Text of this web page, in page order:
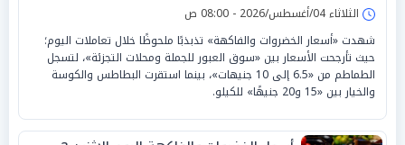
الثلاثاء 04/أغسطس/2026 - 08:00 ص
شهدت «أسعار الخضروات والفاكهة» تذبذبًا ملحوظًا خلال تعاملات اليوم؛
حيث تأرجحت الأسعار بين «سوق العبور للجملة ومحلات التجزئة»، لتسجل
الطماطم من «6.5 إلى 10 جنيهات»، بينما استقرت البطاطس والكوسة
والخيار بين «15 و20 جنيهًا» للكيلو.